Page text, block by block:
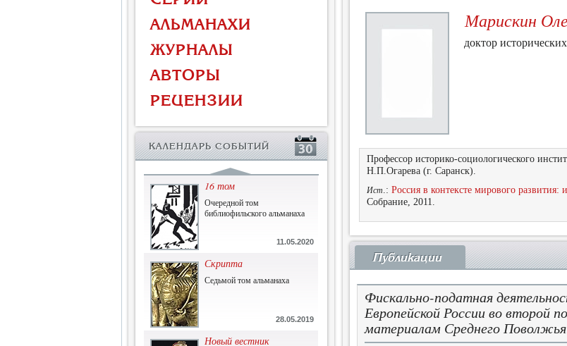
АЛЬМАНАХИ
ЖУРНАЛЫ
АВТОРЫ
РЕЦЕНЗИИ
КАЛЕНДАРЬ СОБЫТИЙ
Власть и церковь
Противостояние во время
массового голода
История и историческая
исторической мысли
16 том
Очередной том
библиофильского альманаха
11.05.2020
Скрипта
Седьмой том альманаха
28.05.2019
Новый вестник
​Марискин
доктор
Профессор историко-социологического
Н.П.Огарева (г. Саранск).
Ист.: Россия в контексте мирового развития:
Собрание, 2011.
Публикации
Фискально-податная
Европейской России во второй
материалам Среднего Поволжья